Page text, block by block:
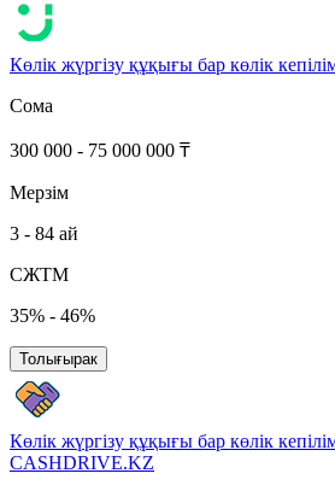
Көлік жүргізу құқығы бар көлік
Сома
300 000 - 75 000 000 ₸
Мерзім
3 - 84 ай
СЖТМ
35% - 46%
Толығырак
Көлік жүргізу құқығы бар көлік
CASHDRIVE.KZ